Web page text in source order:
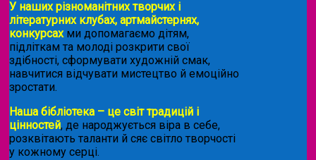
У наших різноманітних творчих і
літературних клубах, артмайстернях,
конкурсахми допомагаємо дітям,
підліткам та молоді розкрити свої
здібності, сформувати художній смак,
навчитися відчувати мистецтво й емоційно
зростати.
Наша бібліотека – це світ традицій і
цінностей, де народжується віра в себе,
розквітають таланти й сяє світло творчості
у кожному серці.